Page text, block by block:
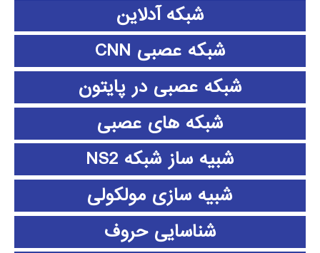
شبکه آدلاین
شبکه عصبی CNN
شبکه عصبی در پایتون
شبکه های عصبی
شبیه ساز شبکه NS2
شبیه سازی مولکولی
شناسایی حروف